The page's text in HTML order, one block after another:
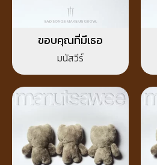
ขอบคุณที่มีเธอ
มนัสวีร์